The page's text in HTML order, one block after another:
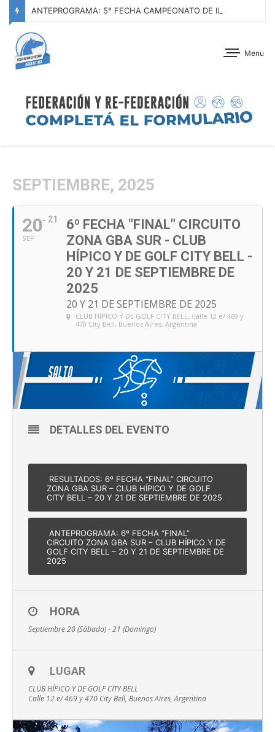
Menu
SEPTIEMBRE, 2025
20
SEP
21
6º FECHA "FINAL" CIRCUITO
ZONA GBA SUR - CLUB
HÍPICO Y DE GOLF CITY BELL -
20 Y 21 DE SEPTIEMBRE DE
2025
20 Y 21 DE SEPTIEMBRE DE 2025
CLUB HÍPICO Y DE GOLF CITY BELL, Calle 12 e/ 469 y
470 City Bell, Buenos Aires, Argentina
DETALLES DEL EVENTO
RESULTADOS: 6º FECHA “FINAL” CIRCUITO
ZONA GBA SUR – CLUB HÍPICO Y DE GOLF
CITY BELL – 20 Y 21 DE SEPTIEMBRE DE 2025
ANTEPROGRAMA: 6º FECHA “FINAL”
CIRCUITO ZONA GBA SUR – CLUB HÍPICO Y DE
GOLF CITY BELL – 20 Y 21 DE SEPTIEMBRE DE
2025
HORA
Septiembre 20 (Sábado) - 21 (Domingo)
LUGAR
CLUB HÍPICO Y DE GOLF CITY BELL
Calle 12 e/ 469 y 470 City Bell, Buenos Aires, Argentina